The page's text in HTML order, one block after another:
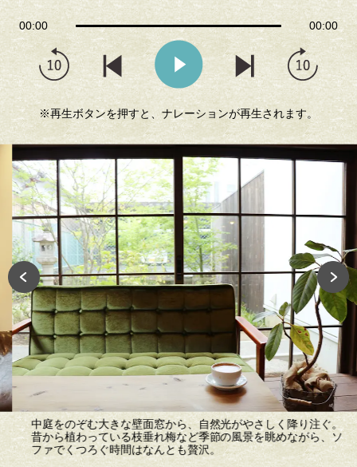
00:00 00:00
※再生ボタンを押すと、ナレーションが再生されます。
中庭をのぞむ大きな壁面窓から、自然光がやさしく降り注ぐ。
昔から植わっている枝垂れ梅など季節の風景を眺めながら、ソ
ファでくつろぐ時間はなんとも贅沢。